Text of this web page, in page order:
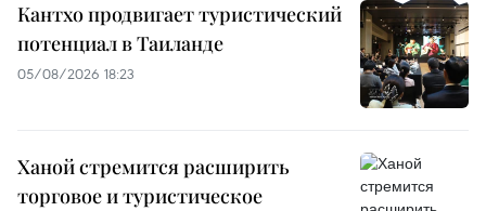
Кантхо продвигает туристический
потенциал в Таиланде
05/08/2026 18:23
Ханой стремится расширить
торговое и туристическое